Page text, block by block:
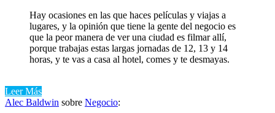
Hay ocasiones en las que haces películas y viajas a
lugares, y la opinión que tiene la gente del negocio es
que la peor manera de ver una ciudad es filmar allí,
porque trabajas estas largas jornadas de 12, 13 y 14
horas, y te vas a casa al hotel, comes y te desmayas.
Leer Más
Alec Baldwin sobre Negocio: